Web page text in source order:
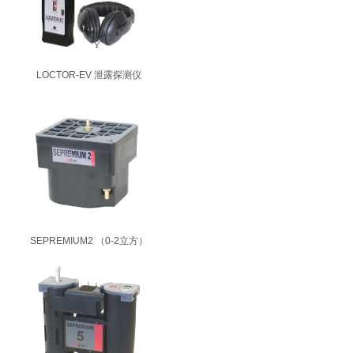
LOCTOR-EV 泄露探测仪
SEPREMIUM2 （0-2立方）